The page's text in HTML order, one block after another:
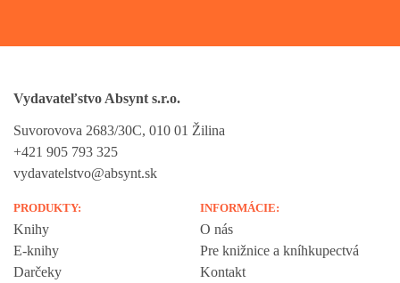
Vydavateľstvo Absynt s.r.o.
Suvorovova 2683/30C, 010 01 Žilina
+421 905 793 325
vydavatelstvo@absynt.sk
PRODUKTY:
Knihy
E-knihy
Darčeky
INFORMÁCIE:
O nás
Pre knižnice a kníhkupectvá
Kontakt